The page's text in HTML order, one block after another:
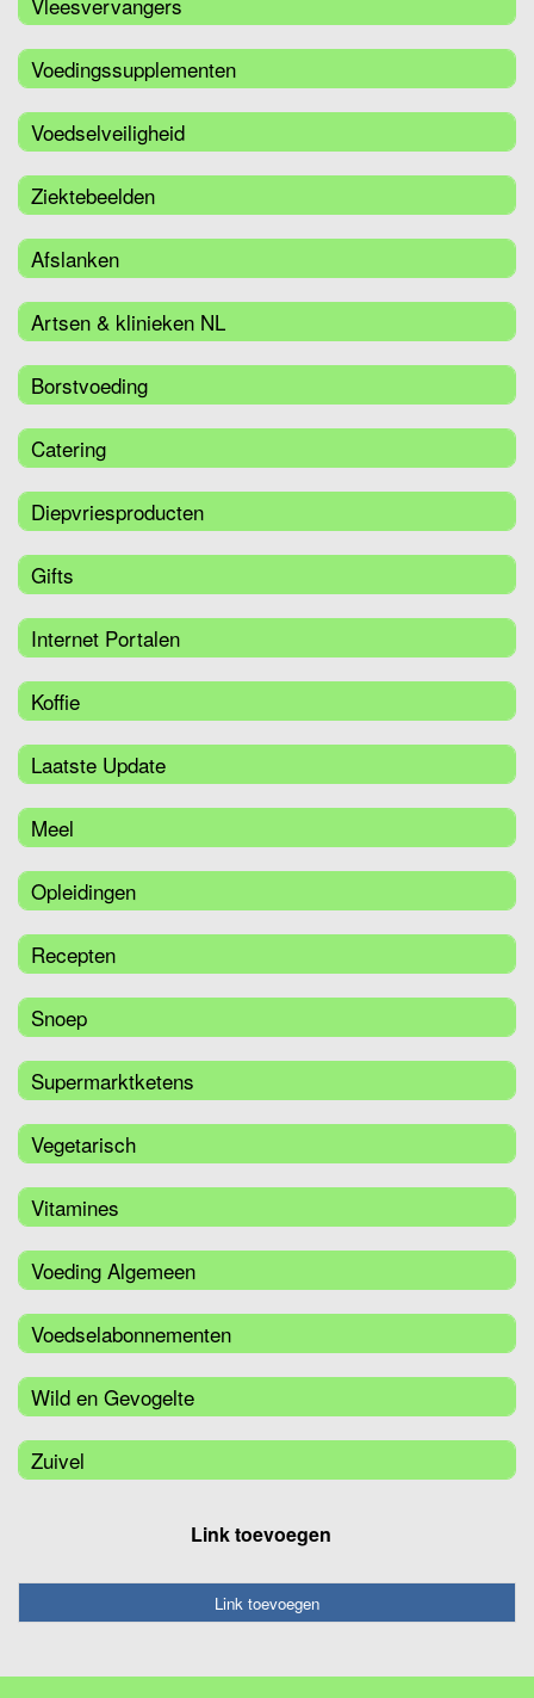
Voedingssupplementen
Voedselveiligheid
Ziektebeelden
Afslanken
Artsen & klinieken NL
Borstvoeding
Catering
Diepvriesproducten
Gifts
Internet Portalen
Koffie
Laatste Update
Meel
Opleidingen
Recepten
Snoep
Supermarktketens
Vegetarisch
Vitamines
Voeding Algemeen
Voedselabonnementen
Wild en Gevogelte
Zuivel
Link toevoegen
Link toevoegen